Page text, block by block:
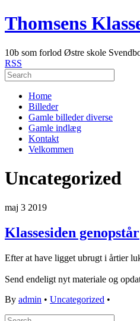
Thomsens
10b som forlod Østre skole
RSS
Home
Billeder
Gamle billeder diverse
Gamle indlæg
Kontakt
Velkommen
Uncategorized
maj 3 2019
Klassesiden genopstår
Efter at have ligget ubrugt i årtier
Send endeligt nyt materiale og
By admin • Uncategorized •